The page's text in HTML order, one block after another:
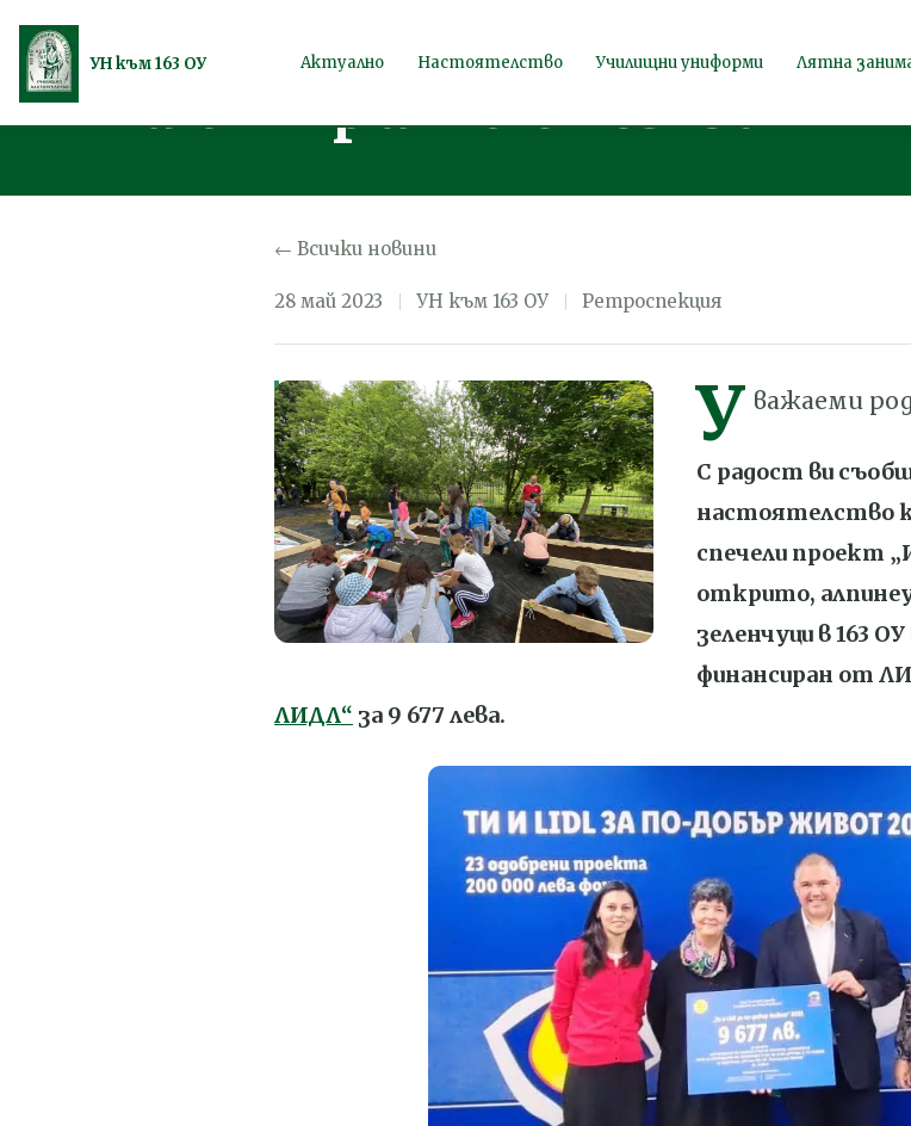
Продължете
към
УН към 163 ОУ Актуално Настоятелство Училищни униформи Лятна
Изграждане на класна
на открито в 163 ОУ
← Всички новини
28 май 2023 УН към 163 ОУ Ретроспекция
У важаеми
С радост ви
настоятелство
спечели проект
открито,
зеленчуци в 163
финансиран от
ЛИДЛ“ за 9 677 лева.